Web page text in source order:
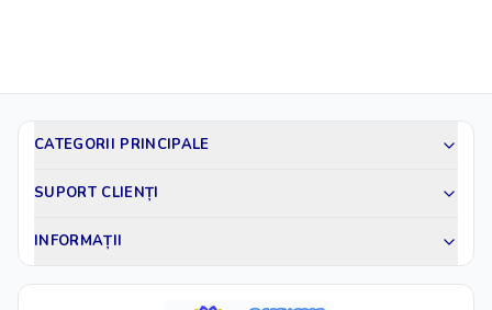
CATEGORII PRINCIPALE
SUPORT CLIENȚI
INFORMAȚII